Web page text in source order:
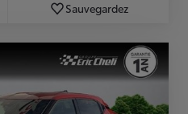
Sauvegardez